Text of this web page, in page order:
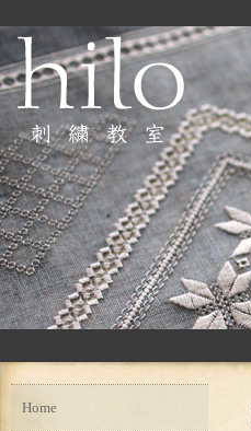
Home